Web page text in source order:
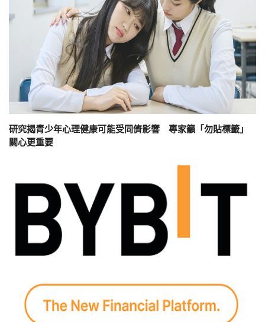
研究揭青少年心理健康可能受同儕影響 專家籲「勿貼標籤」
關心更重要